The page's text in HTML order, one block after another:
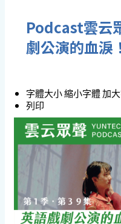
Podcast雲云
劇公演的血淚！
字體大小縮小字體加
列印